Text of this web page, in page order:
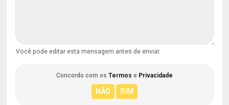
Você pode editar esta mensagem antes de enviar.
Concordo com os Termos e Privacidade